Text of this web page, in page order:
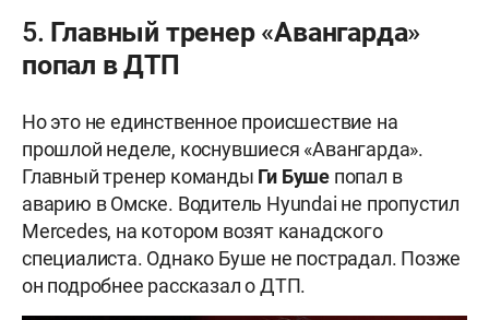
5. Главный тренер «Авангарда»
попал в ДТП
Но это не единственное происшествие на
прошлой неделе, коснувшиеся «Авангарда».
Главный тренер команды Ги Буше попал в
аварию в Омске. Водитель Hyundai не пропустил
Mercedes, на котором возят канадского
специалиста. Однако Буше не пострадал. Позже
он подробнее рассказал о ДТП.